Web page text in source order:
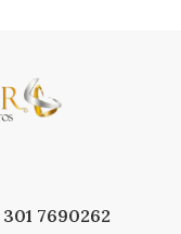
301 7690262